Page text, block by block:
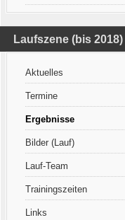
Laufszene (bis 2018)
Aktuelles
Termine
Ergebnisse
Bilder (Lauf)
Lauf-Team
Trainingszeiten
Links